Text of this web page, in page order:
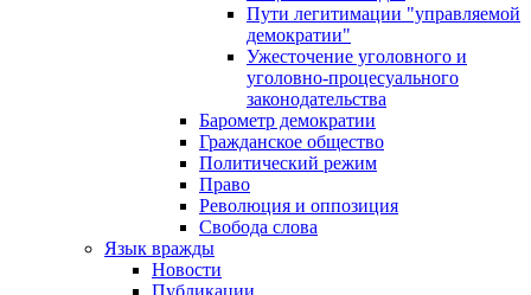
Пути легитимации "управляемой
демократии"
Ужесточение уголовного и
уголовно-процесуального
законодательства
Барометр демократии
Гражданское общество
Политический режим
Право
Революция и оппозиция
Свобода слова
Язык вражды
Новости